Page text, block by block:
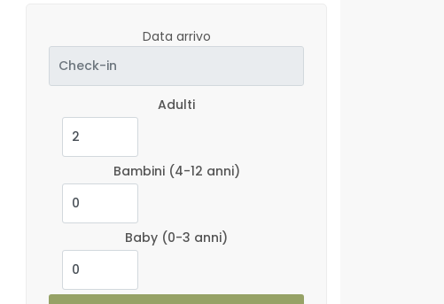
Data arrivo
Adulti
Bambini (4-12 anni)
Baby (0-3 anni)